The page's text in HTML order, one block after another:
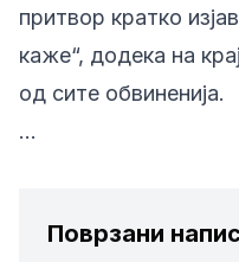
притвор кратко
каже“, додека на
од сите обвиненија.
…
Поврзани